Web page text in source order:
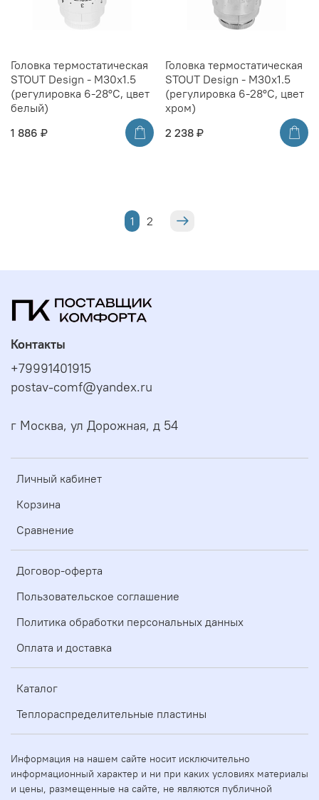
Головка термостатическая
STOUT Design - M30x1.5
(регулировка 6-28°C, цвет
белый)
1 886 ₽
Головка термостатическая
STOUT Design - M30x1.5
(регулировка 6-28°C, цвет
хром)
2 238 ₽
1 2
Личный кабинет
Корзина
Сравнение
Договор-оферта
Пользовательское соглашение
Политика обработки персональных данных
Оплата и доставка
Каталог
Теплораспределительные пластины
Контакты
+79991401915
postav-comf@yandex.ru
г Москва, ул Дорожная, д 54
Информация на нашем сайте носит исключительно
информационный характер и ни при каких условиях материалы
и цены, размещенные на сайте, не являются публичной